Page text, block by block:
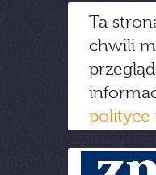
Ta
chwili
polityce